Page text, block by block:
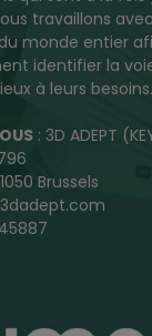
travaillons
monde entier
identifier la
à leurs besoins.
: 3D ADEPT
Brussels